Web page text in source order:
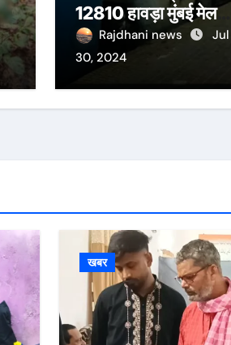
12810 हावड़ा मुंबई मेल
दुर्घटनाग्रस्त हो गयी, दस
ज़्यादा यात्रियों के घायल
Rajdhani news
Jul
30, 2024
खबर